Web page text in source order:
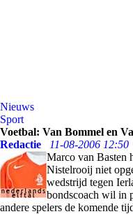
Nieuws
Sport
Voetbal: Van Bommel en
Redactie
11-08-2006 12:50
Marco van Basten
Nistelrooij niet
wedstrijd tegen
bondscoach wil in
andere spelers de komende